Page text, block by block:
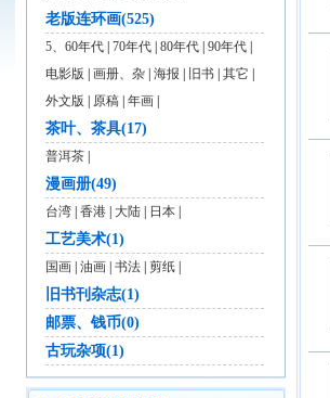
老版连环画(525)
5、60年代 70年代 80年代 90年代
电影版
画册、杂 海报 旧书 其它
外文版
原稿 年画
茶叶、茶具(17)
普洱茶
漫画册(49)
台湾 香港 大陆 日本
工艺美术(1)
国画 油画 书法 剪纸
旧书刊杂志(1)
邮票、钱币(0)
古玩杂项(1)